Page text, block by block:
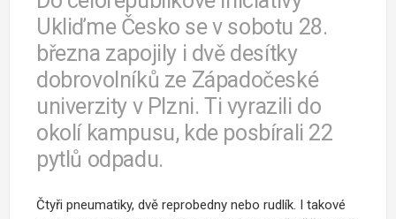
Ukliďme Česko se v sobotu 28.
března zapojily i dvě desítky
dobrovolníků ze Západočeské
univerzity v Plzni. Ti vyrazili do
okolí kampusu, kde posbírali 22
pytlů odpadu.
Čtyři pneumatiky, dvě reprobedny nebo rudlík. I takové